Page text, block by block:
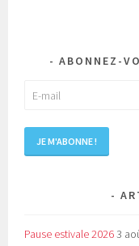
ABONNEZ-
Pause estivale 20263